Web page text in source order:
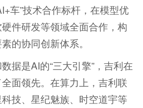
车”技术合作标杆，在模型优
件研发等领域全面合作，构
的协同创新体系。
是AI的“三大引擎”，吉利在
面领先。在算力上，吉利联
技、星纪魅族、时空道宇等